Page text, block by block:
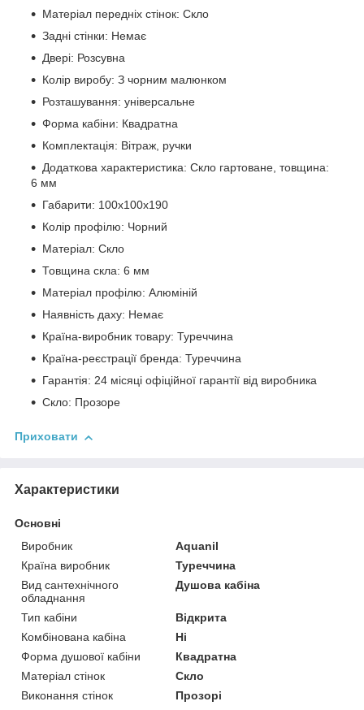
Матеріал передніх стінок: Скло
Задні стінки: Немає
Двері: Розсувна
Колір виробу: З чорним малюнком
Розташування: універсальне
Форма кабіни: Квадратна
Комплектація: Вітраж, ручки
Додаткова характеристика: Скло гартоване, товщина:
6 мм
Габарити: 100х100х190
Колір профілю: Чорний
Матеріал: Скло
Товщина скла: 6 мм
Матеріал профілю: Алюміній
Наявність даху: Немає
Країна-виробник товару: Туреччина
Країна-реєстрації бренда: Туреччина
Гарантія: 24 місяці офіційної гарантії від виробника
Скло: Прозоре
Приховати
Характеристики
Основні
Виробник
Aquanil
Країна виробник
Туреччина
Вид сантехнічного
обладнання
Душова кабіна
Тип кабіни
Відкрита
Комбінована кабіна
Ні
Форма душової кабіни
Квадратна
Матеріал стінок
Скло
Виконання стінок
Прозорі